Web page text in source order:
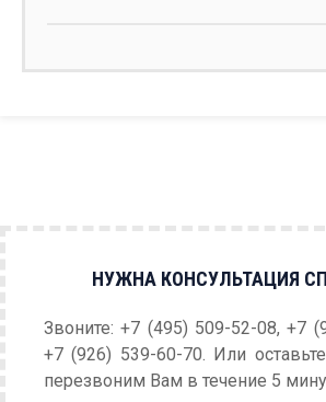
НУЖНА КОНСУЛЬТАЦИЯ
Звоните: +7 (495) 509-52-08, +7
+7 (926) 539-60-70. Или
перезвоним Вам в течение 5